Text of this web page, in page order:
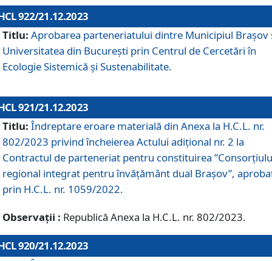
922/21.12.2023
Titlu: Aprobarea parteneriatului dintre Municipiul Brașov
Universitatea din București prin Centrul de Cercetări în
Ecologie Sistemică și Sustenabilitate.
921/21.12.2023
Titlu: Îndreptare eroare materială din Anexa la H.C.L. nr.
802/2023 privind încheierea Actului adițional nr. 2 la
Contractul de parteneriat pentru constituirea
regional integrat pentru învățământ dual Brașov”,
prin H.C.L. nr. 1059/2022.
Observații : Republică Anexa la H.C.L. nr. 802/2023.
920/21.12.2023